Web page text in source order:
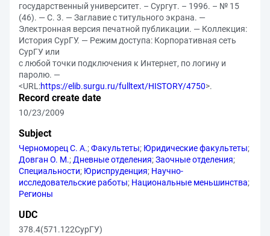
государственный университет. – Сургут. – 1996. – № 15
(46). — С. 3. — Заглавие с титульного экрана. —
Электронная версия печатной публикации. — Коллекция:
История СурГУ. — Режим доступа: Корпоративная сеть
СурГУ или
с любой точки подключения к Интернет, по логину и
паролю. —
<URL:https://elib.surgu.ru/fulltext/HISTORY/4750>.
Record create date
10/23/2009
Subject
Черноморец С. А.;Факультеты; Юридические факультеты;
Довган О. М.; Дневные отделения;Заочные отделения;
Специальности; Юриспруденция; Научно-
исследовательские работы; Национальные меньшинства;
Регионы
UDC
378.4(571.122СурГУ)